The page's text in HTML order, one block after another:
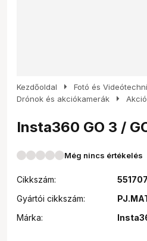
Kezdőoldal arrow_right Fotó és
Drónok és akciókamerák arrow_right
Insta360 GO 3 /
Még nincs értékelés
Cikkszám:
551707
Gyártói cikkszám:
Márka: